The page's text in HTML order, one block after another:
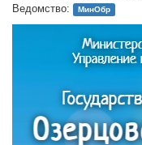
Ведомство:
МинОбр